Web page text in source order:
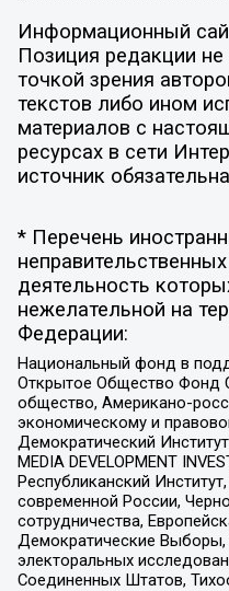
Информационный
Позиция редакции не
точкой зрения
текстов либо ином
материалов с
ресурсах в сети
источник
* Перечень
деятельность
нежелательной на
Федерации:
Национальный фонд в
Открытое Общество Фонд
общество, Американо-
экономическому и
Демократический
MEDIA DEVELOPMENT
Республиканский
современной России,
сотрудничества,
Демократические
электоральных
Соединенных Штатов,